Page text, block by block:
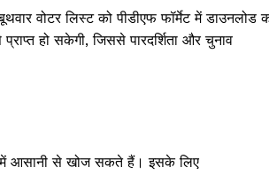
वोटर लिस्ट को पीडीएफ फॉर्मेट में डाउनलोड
हो सकेगी, जिससे पारदर्शिता और चुनाव
आसानी से खोज सकते हैं। इसके लिए